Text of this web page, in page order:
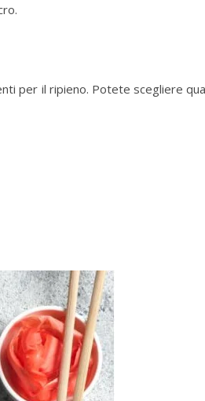
per il ripieno. Potete scegliere